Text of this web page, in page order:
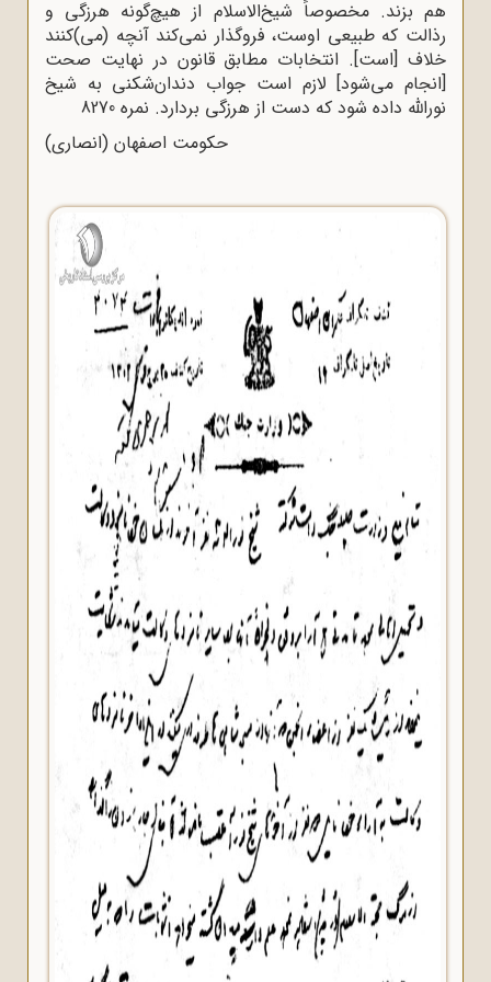
هم بزند. مخصوصاً شیخ‌الاسلام از هیچ‌گونه هرزگى و
رذالت که طبیعى اوست، فروگذار نمى‌کند آنچه (مى)کنند
خلاف [است]. انتخابات مطابق قانون در نهایت صحت
[انجام مى‌شود] لازم است جواب دندان‌شکنى به شیخ
نورالله‌ داده شود که دست از هرزگى بردارد. نمره 8270
حکومت اصفهان (انصارى)